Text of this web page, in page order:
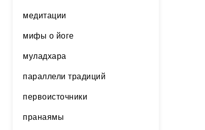
медитации
мифы о йоге
муладхара
параллели традиций
первоисточники
пранаямы